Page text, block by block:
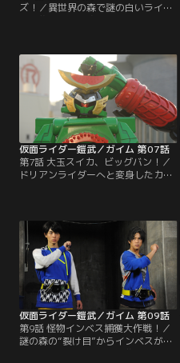
ズ！／異世界の森で謎の白いライダ
まう。そんな紘汰を見て、光実は決
意の変身をする。アーマードライダ
ー龍玄となって、「チームインヴィ
ット」が仕掛けてきたインベスを倒
すのだった。
仮面ライダー鎧武／ガイム 第07話
第7話 大玉スイカ、ビッグバン！／
ドリアンライダーへと変身したカリ
ズたちのチーム争いは、くだらない
お遊び、本物の戦いを教える、と参
入してきたのだ。一方的な戦いを目
の当たりにして我慢できない紘汰。
戦おうとしたところに光実から手渡
された錠前は……。
仮面ライダー鎧武／ガイム 第09話
第9話 怪物インベス捕獲大作戦！／
謎の森の“裂け目”からインベスがこ